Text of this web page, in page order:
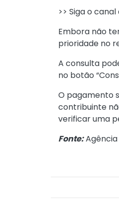
>> Siga o
Embora não
prioridade no
A consulta
no botão
O pagamento
contribuinte
verificar uma
Fonte:Agência